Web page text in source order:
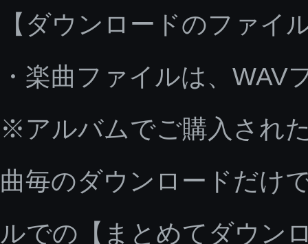
【ダウンロードのファイ
・楽曲ファイルは、
※アルバムでご購入され
曲毎のダウンロードだけ
ルでの【まとめてダウン